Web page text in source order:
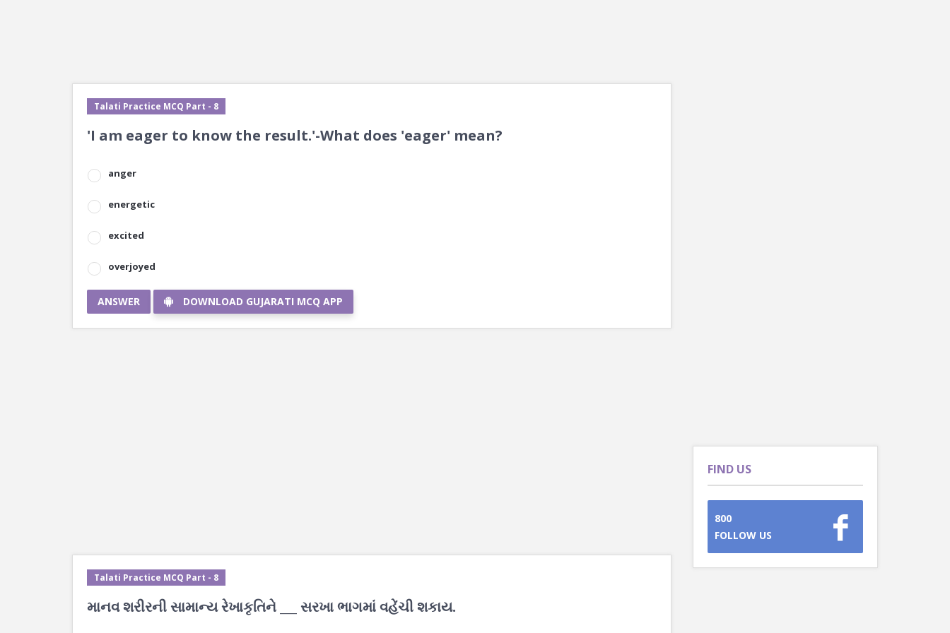
Talati Practice MCQ Part - 8
'I am eager to know the result.'-What does 'eager' mean?
anger
energetic
excited
overjoyed
ANSWER DOWNLOAD GUJARATI MCQ APP
Talati Practice MCQ Part - 8
માનવ શરીરની સામાન્ય રેખાકૃતિને ___ સરખા ભાગમાં વહેંચી શકાય.
FIND US
800
FOLLOW US